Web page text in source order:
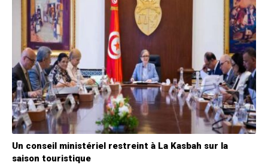
Un conseil ministériel restreint à La Kasbah sur la
saison touristique